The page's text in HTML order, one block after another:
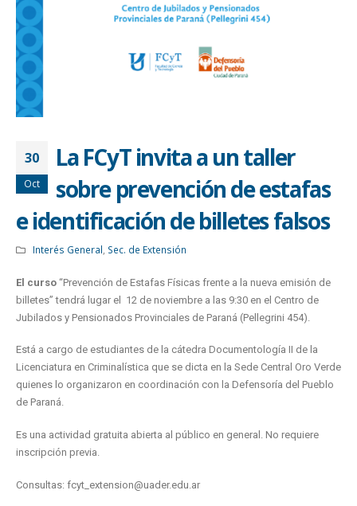
30
Oct
La FCyT invita a un taller
sobre prevención de estafas
e identificación de billetes falsos
Interés General Sec. de Extensión
El curso “Prevención de Estafas Físicas frente a la nueva emisión de
billetes” tendrá lugar el 12 de noviembre a las 9:30 en el Centro de
Jubilados y Pensionados Provinciales de Paraná (Pellegrini 454).
Está a cargo de estudiantes de la cátedra Documentología II de la
Licenciatura en Criminalística que se dicta en la Sede Central Oro Verde
quienes lo organizaron en coordinación con la Defensoría del Pueblo
de Paraná.
Es una actividad gratuita abierta al público en general. No requiere
inscripción previa.
Consultas: fcyt_extension@uader.edu.ar